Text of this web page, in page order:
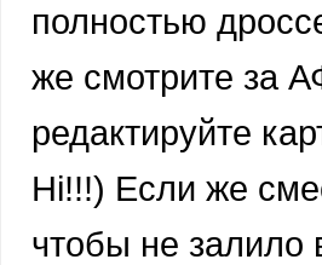
полностью
же смотрите за
редактируйте
Hi!!!) Если же
чтобы не залило